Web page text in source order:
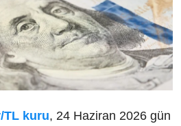
TL kuru, 24 Haziran 2026 gün